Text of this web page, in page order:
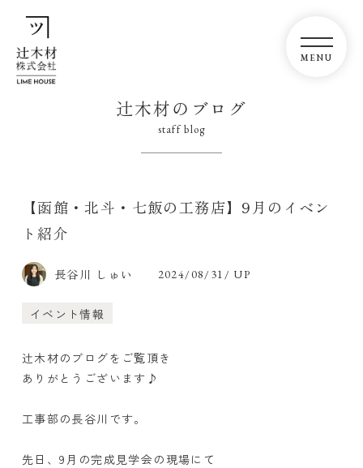
辻木材のブログ
staff blog
【函館・北斗・七飯の工務店】9月のイベン
ト紹介
長谷川 しゅい 2024/08/31/ UP
イベント情報
辻木材のブログをご覧頂き
ありがとうございます♪
工事部の長谷川です。
先日、9月の完成見学会の現場にて